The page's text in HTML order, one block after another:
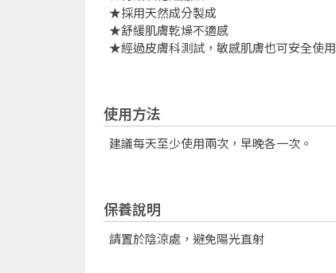
★採用天然成分製成
★舒緩肌膚乾燥不適感
★經過皮膚科測試，敏感肌膚也可安全使用
使用方法
建議每天至少使用兩次，早晚各一次。
保養說明
請置於陰涼處，避免陽光直射